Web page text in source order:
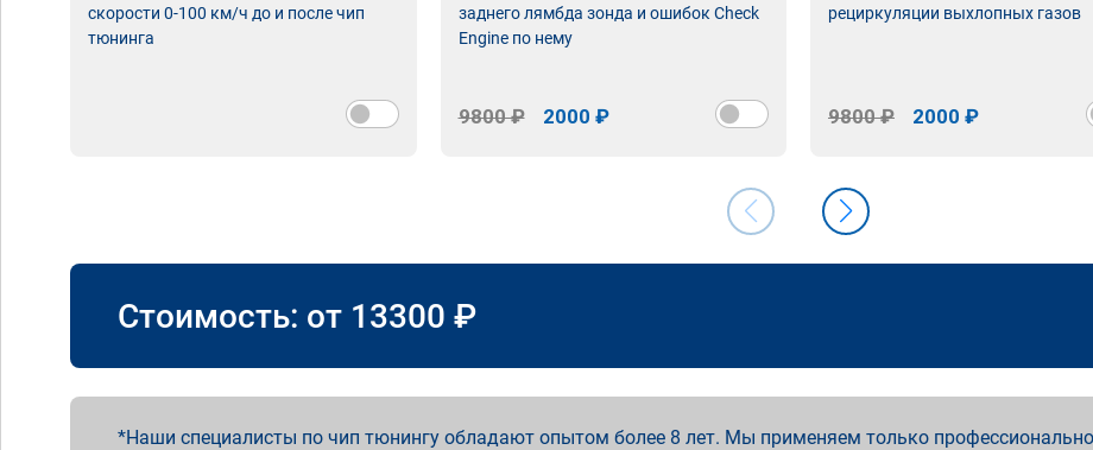
скорости 0-100 км/ч до и после чип
тюнинга
заднего лямбда зонда и ошибок Check
Engine по нему
9800 ₽ 2000 ₽
рециркуляции выхлопных газов
9800 ₽ 2000 ₽
Стоимость: от 13300 ₽
Наши специалисты по чип тюнингу обладают опытом более 8 лет. Мы применяем только